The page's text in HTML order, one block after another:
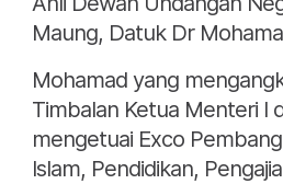
Maung, Datuk Dr
Mohamad yang
Timbalan Ketua Menteri I
mengetuai Exco
Islam, Pendidikan,